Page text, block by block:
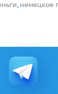
, немецкое